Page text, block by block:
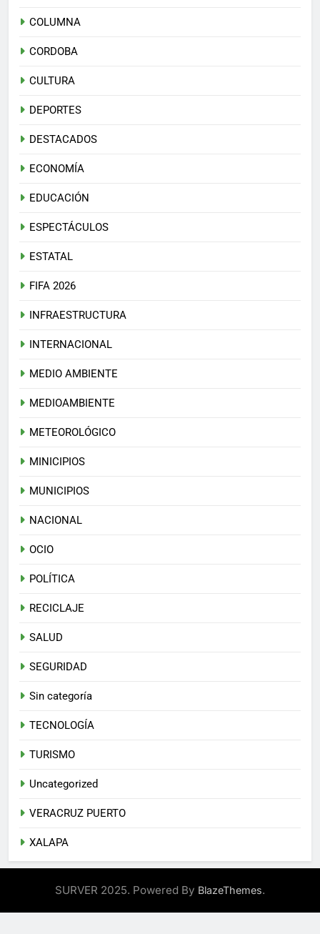
COLUMNA
CORDOBA
CULTURA
DEPORTES
DESTACADOS
ECONOMÍA
EDUCACIÓN
ESPECTÁCULOS
ESTATAL
FIFA 2026
INFRAESTRUCTURA
INTERNACIONAL
MEDIO AMBIENTE
MEDIOAMBIENTE
METEOROLÓGICO
MINICIPIOS
MUNICIPIOS
NACIONAL
OCIO
POLÍTICA
RECICLAJE
SALUD
SEGURIDAD
Sin categoría
TECNOLOGÍA
TURISMO
Uncategorized
VERACRUZ PUERTO
XALAPA
SURVER 2025. Powered By BlazeThemes.